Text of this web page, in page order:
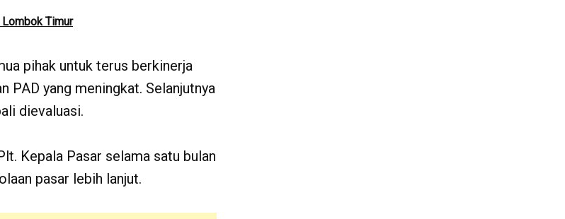
Timur
pihak untuk terus berkinerja
PAD yang meningkat. Selanjutnya
dievaluasi.
Kepala Pasar selama satu bulan
pasar lebih lanjut.